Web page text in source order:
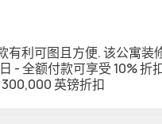
有利可图且方便. 该公寓
- 全额付款可享受 10%
英镑折扣